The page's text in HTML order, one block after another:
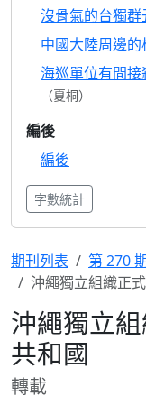
沒骨氣的台獨群
中國大陸周邊的
海巡單位有間
（夏桐）
編後
編後
字數統計
期刊列表
第 270
沖繩獨立組織正
沖繩獨立
共和國
轉載